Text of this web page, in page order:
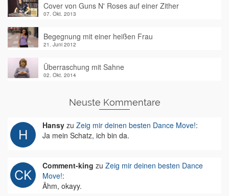
Cover von Guns N' Roses auf einer Zither
07. Okt. 2013
Begegnung mit einer heißen Frau
21. Juni 2012
Überraschung mit Sahne
02. Okt. 2014
Neuste Kommentare
Hansy zu Zeig mir deinen besten Dance Move!:
Ja mein Schatz, ich bin da.
Comment-king zu Zeig mir deinen besten Dance
Move!:
Ähm, okayy.